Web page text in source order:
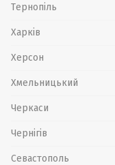
Тернопіль
Харків
Херсон
Хмельницький
Черкаси
Чернігів
Севастополь